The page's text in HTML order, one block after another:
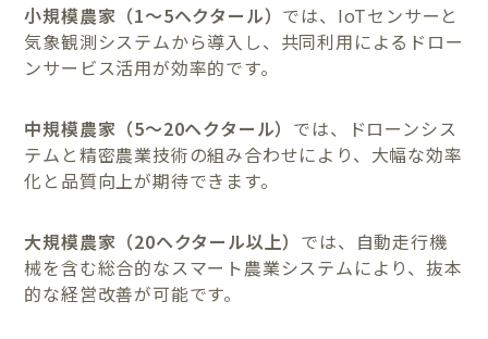
小規模農家（1〜5ヘクタール） では、IoTセンサーと
気象観測システムから導入し、共同利用によるドロー
ンサービス活用が効率的です。
中規模農家（5〜20ヘクタール） では、ドローンシス
テムと精密農業技術の組み合わせにより、大幅な効率
化と品質向上が期待できます。
大規模農家（20ヘクタール以上） では、自動走行機
械を含む総合的なスマート農業システムにより、抜本
的な経営改善が可能です。